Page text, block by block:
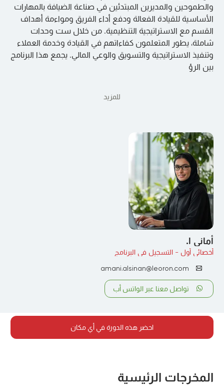
والطموحين والمديرين المبتدئين في صناعة الضيافة بالمهارات
الأساسية للقيادة الفعالة ودفع أداء الفريق ومواءمة أهداف
القسم مع الاستراتيجية التنظيمية. من خلال ست وحدات
شاملة، يطور المتعلمون كفاءاتهم في القيادة وخدمة العملاء
وتنفيذ الاستراتيجية والتسويق والوعي المالي. يجمع هذا البرنامج
بين الرؤ
للمزيد
أماني ا.
أخصائي أول - التسجيل في البرنامج
amani.alsinan@leoron.com
تواصل معنا عبر الواتس أب
احضر هذه الدورة في أي مكان
المخرجات الرئيسية